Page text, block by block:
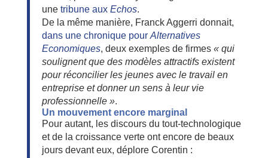
une tribune aux Echos.
De la même manière, Franck Aggerri donnait,
dans une chronique pour Alternatives
Economiques, deux exemples de firmes « qui
soulignent que des modèles attractifs existent
pour réconcilier les jeunes avec le travail en
entreprise et donner un sens à leur vie
professionnelle ».
Un mouvement encore marginal
Pour autant, les discours du tout-technologique
et de la croissance verte ont encore de beaux
jours devant eux, déplore Corentin :